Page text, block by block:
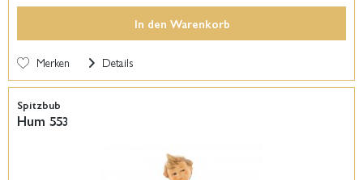
In den Warenkorb
Merken Details
Spitzbub
Hum 553